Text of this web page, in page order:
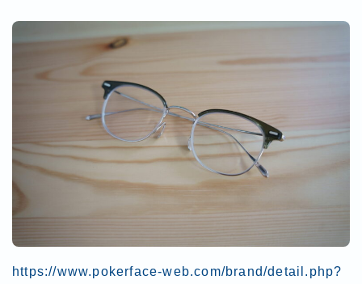
https://www.pokerface-web.com/brand/detail.php?